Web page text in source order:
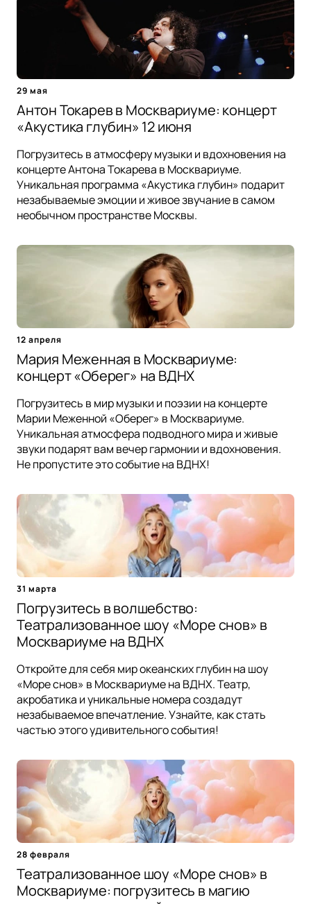
29 мая
Антон Токарев в Москвариуме: концерт
«Акустика глубин» 12 июня
Погрузитесь в атмосферу музыки и вдохновения на
концерте Антона Токарева в Москвариуме.
Уникальная программа «Акустика глубин» подарит
незабываемые эмоции и живое звучание в самом
необычном пространстве Москвы.
12 апреля
Мария Меженная в Москвариуме:
концерт «Оберег» на ВДНХ
Погрузитесь в мир музыки и поэзии на концерте
Марии Меженной «Оберег» в Москвариуме.
Уникальная атмосфера подводного мира и живые
звуки подарят вам вечер гармонии и вдохновения.
Не пропустите это событие на ВДНХ!
31 марта
Погрузитесь в волшебство:
Театрализованное шоу «Море снов» в
Москвариуме на ВДНХ
Откройте для себя мир океанских глубин на шоу
«Море снов» в Москвариуме на ВДНХ. Театр,
акробатика и уникальные номера создадут
незабываемое впечатление. Узнайте, как стать
частью этого удивительного события!
28 февраля
Театрализованное шоу «Море снов» в
Москвариуме: погрузитесь в магию